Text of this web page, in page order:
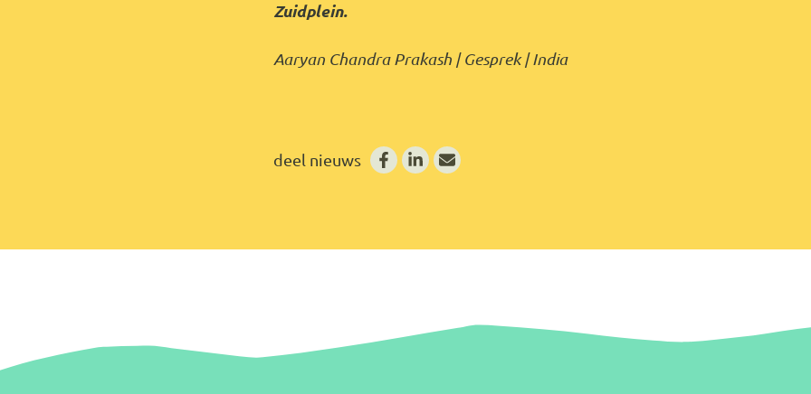
Zuidplein.
Aaryan Chandra Prakash | Gesprek | India
deel nieuws